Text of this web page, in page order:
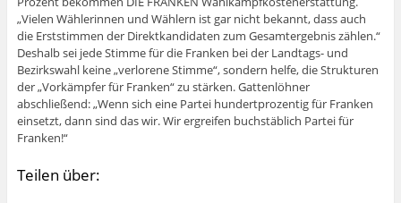
„Vielen Wählerinnen und Wählern ist gar nicht bekannt, dass auch
die Erststimmen der Direktkandidaten zum Gesamtergebnis zählen.“
Deshalb sei jede Stimme für die Franken bei der Landtags- und
Bezirkswahl keine „verlorene Stimme“, sondern helfe, die Strukturen
der „Vorkämpfer für Franken“ zu stärken. Gattenlöhner
abschließend: „Wenn sich eine Partei hundertprozentig für Franken
einsetzt, dann sind das wir. Wir ergreifen buchstäblich Partei für
Franken!“
Teilen über: